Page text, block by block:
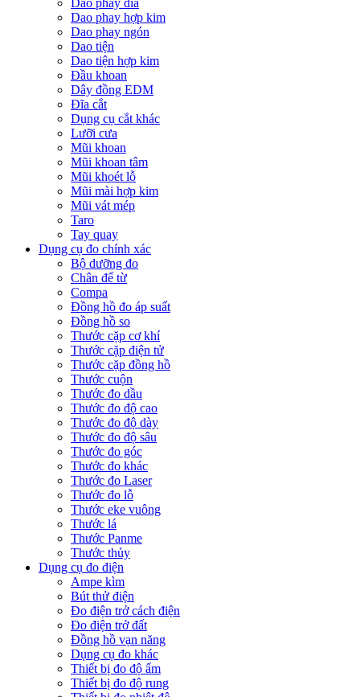
Dao phay hợp kim
Dao phay ngón
Dao tiện
Dao tiện hợp kim
Đầu khoan
Dây đồng EDM
Đĩa cắt
Dụng cụ cắt khác
Lưỡi cưa
Mũi khoan
Mũi khoan tâm
Mũi khoét lỗ
Mũi mài hợp kim
Mũi vát mép
Taro
Tay quay
Dụng cụ đo chính xác
Bộ dưỡng đo
Chân đế từ
Compa
Đồng hồ đo áp suất
Đồng hồ so
Thước cặp cơ khí
Thước cặp điện tử
Thước cặp đồng hồ
Thước cuộn
Thước đo dầu
Thước đo độ cao
Thước đo độ dày
Thước đo độ sâu
Thước đo góc
Thước đo khác
Thước đo Laser
Thước đo lỗ
Thước eke vuông
Thước lá
Thước Panme
Thước thủy
Dụng cụ đo điện
Ampe kìm
Bút thử điện
Đo điện trở cách điện
Đo điện trở đất
Đồng hồ vạn năng
Dụng cụ đo khác
Thiết bị đo độ ẩm
Thiết bị đo độ rung